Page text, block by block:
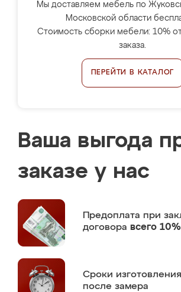
Мы доставляем мебель по
Московской области
Стоимость сборки мебели: 10%
заказа.
ПЕРЕЙТИ В КАТАЛОГ
Ваша выгода
заказе у нас
Предоплата при
договора всего 10%
Сроки изготовления
после замера